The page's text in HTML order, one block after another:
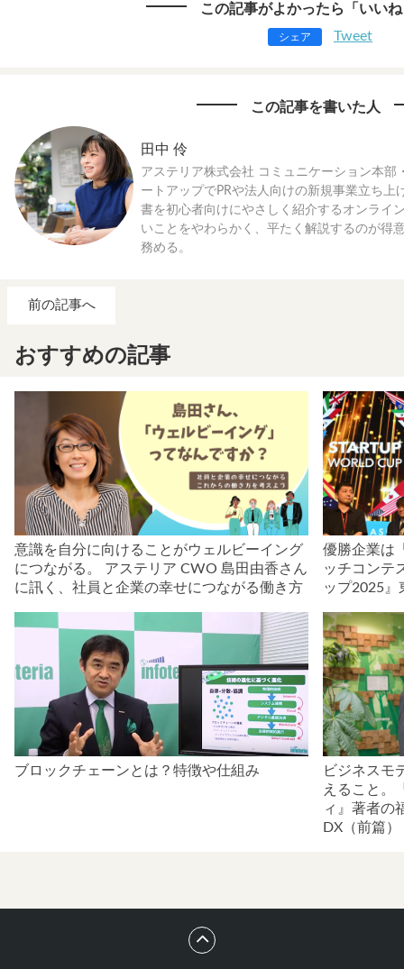
この記事がよかったら「いい
シェア Tweet
この記事を書いた人
田中 伶
アステリア株式会社 コミュニケーション本
ートアップでPRや法人向けの新規事業立ち
書を初心者向けにやさしく紹介するオンライ
いことをやわらかく、平たく解説するのが得
務める。
前の記事へ
おすすめの記事
意識を自分に向けることがウェルビーイング
につながる。 アステリア CWO 島田由香さん
に訊く、社員と企業の幸せにつながる働き方
優勝企業は
ッチコンテ
ップ2025』
ブロックチェーンとは？特徴や仕組み
ビジネスモ
えること。
ィ』著者の
DX（前篇）